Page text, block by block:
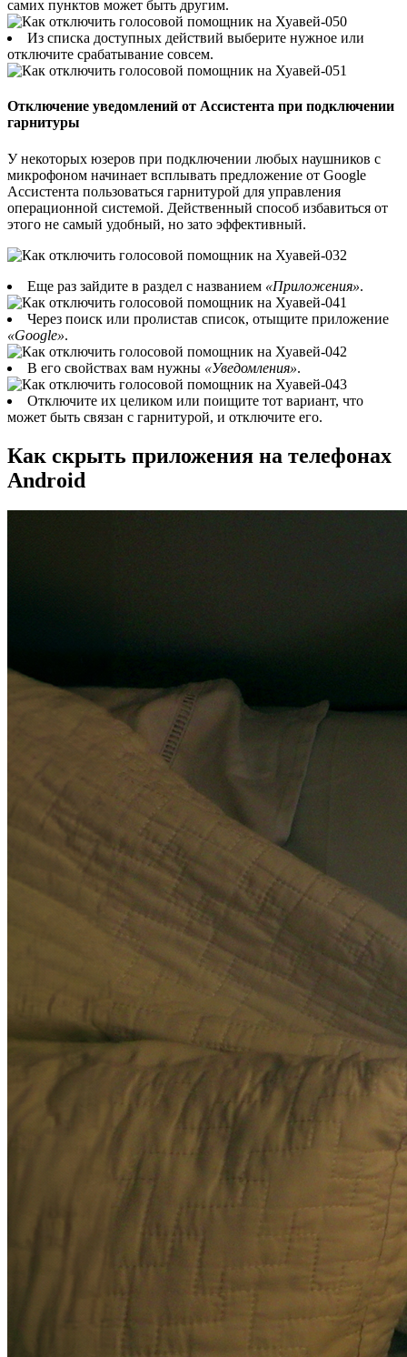
самих пунктов может быть другим.
Из списка доступных действий выберите нужное или
отключите срабатывание совсем.
Отключение уведомлений от Ассистента при подключении
гарнитуры
У некоторых юзеров при подключении любых наушников с
микрофоном начинает всплывать предложение от Google
Ассистента пользоваться гарнитурой для управления
операционной системой. Действенный способ избавиться от
этого не самый удобный, но зато эффективный.
Еще раз зайдите в раздел с названием «Приложения».
Через поиск или пролистав список, отыщите приложение
«Google».
В его свойствах вам нужны «Уведомления».
Отключите их целиком или поищите тот вариант, что
может быть связан с гарнитурой, и отключите его.
Как скрыть приложения на телефонах
Android